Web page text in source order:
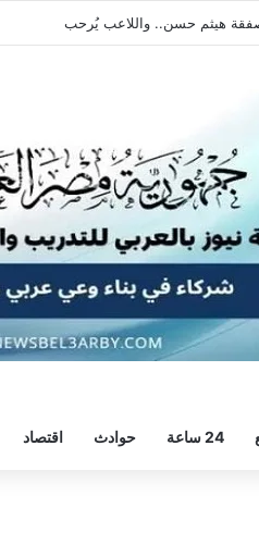
بالعودة الفورية للتدريبات
24 ساعة حوادث اقتصاد